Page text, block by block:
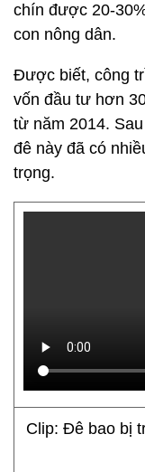
chín được 20-
con nông dân.
Được biết, công
vốn đầu tư hơn
từ năm 2014.
đê này đã có
trọng.
Clip: Đê bao bị